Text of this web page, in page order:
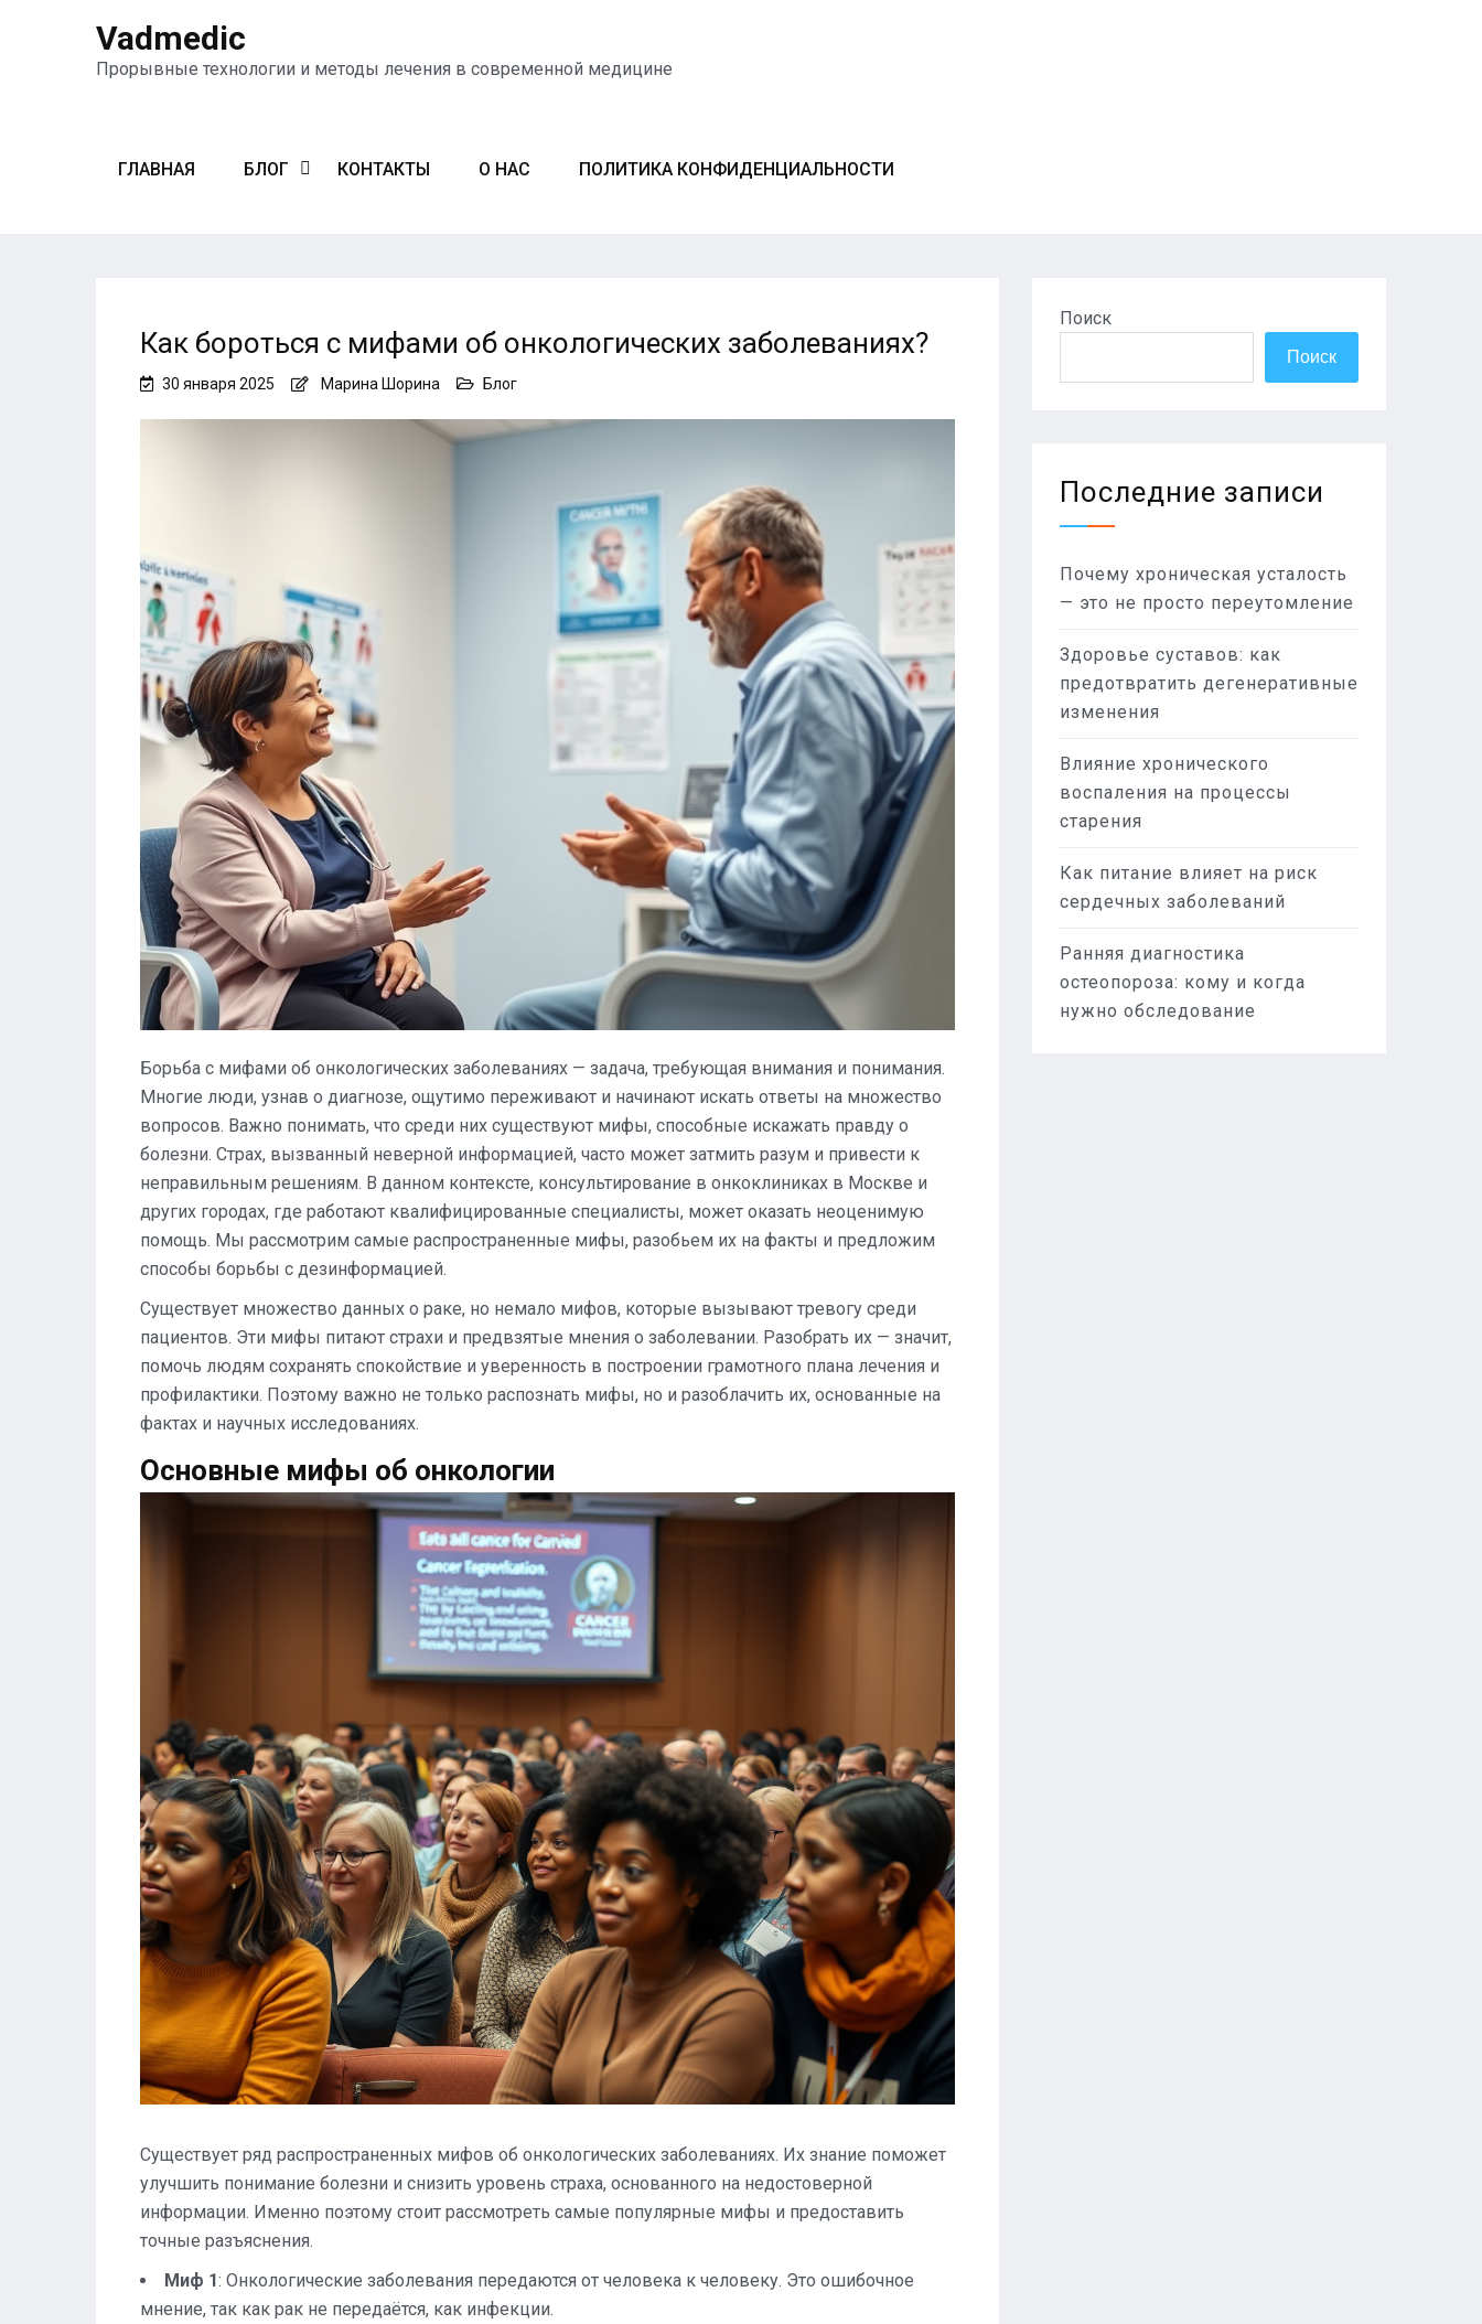
Vadmedic
Прорывные технологии и методы лечения в современной медицине
ГЛАВНАЯ БЛОГ КОНТАКТЫ О НАС ПОЛИТИКА КОНФИДЕНЦИАЛЬНОСТИ
Как бороться с мифами об онкологических заболеваниях?
30 января 2025 Марина Шорина Блог
Борьба с мифами об онкологических заболеваниях — задача, требующая внимания и понимания.
Многие люди, узнав о диагнозе, ощутимо переживают и начинают искать ответы на множество
вопросов. Важно понимать, что среди них существуют мифы, способные искажать правду о
болезни. Страх, вызванный неверной информацией, часто может затмить разум и привести к
неправильным решениям. В данном контексте, консультирование в онкоклиниках в Москве и
других городах, где работают квалифицированные специалисты, может оказать неоценимую
помощь. Мы рассмотрим самые распространенные мифы, разобьем их на факты и предложим
способы борьбы с дезинформацией.
Существует множество данных о раке, но немало мифов, которые вызывают тревогу среди
пациентов. Эти мифы питают страхи и предвзятые мнения о заболевании. Разобрать их — значит,
помочь людям сохранять спокойствие и уверенность в построении грамотного плана лечения и
профилактики. Поэтому важно не только распознать мифы, но и разоблачить их, основанные на
фактах и научных исследованиях.
Основные мифы об онкологии
Существует ряд распространенных мифов об онкологических заболеваниях. Их знание поможет
улучшить понимание болезни и снизить уровень страха, основанного на недостоверной
информации. Именно поэтому стоит рассмотреть самые популярные мифы и предоставить
точные разъяснения.
Миф 1: Онкологические заболевания передаются от человека к человеку. Это ошибочное
мнение, так как рак не передаётся, как инфекции.
Поиск
Поиск
Последние записи
Почему хроническая усталость
— это не просто переутомление
Здоровье суставов: как
предотвратить дегенеративные
изменения
Влияние хронического
воспаления на процессы
старения
Как питание влияет на риск
сердечных заболеваний
Ранняя диагностика
остеопороза: кому и когда
нужно обследование